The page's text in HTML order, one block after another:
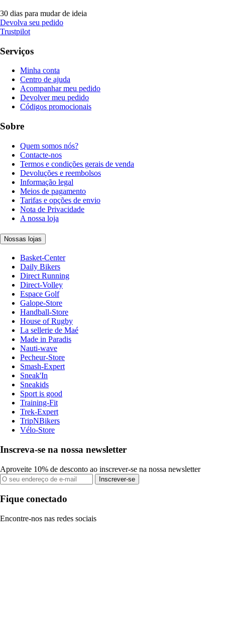
30 dias para mudar de ideia
Devolva seu pedido
Trustpilot
Serviços
Minha conta
Centro de ajuda
Acompanhar meu pedido
Devolver meu pedido
Códigos promocionais
Sobre
Quem somos nós?
Contacte-nos
Termos e condições gerais de venda
Devoluções e reembolsos
Informação legal
Meios de pagamento
Tarifas e opções de envio
Nota de Privacidade
A nossa loja
Nossas lojas
Basket-Center
Daily Bikers
Direct Running
Direct-Volley
Espace Golf
Galope-Store
Handball-Store
House of Rugby
La sellerie de Maé
Made in Paradis
Nauti-wave
Pecheur-Store
Smash-Expert
Sneak'In
Sneakids
Sport is good
Training-Fit
Trek-Expert
TripNBikers
Vélo-Store
Inscreva-se na nossa newsletter
Aproveite 10% de desconto ao inscrever-se na nossa newsletter
Inscrever-se
Fique conectado
Encontre-nos nas redes sociais